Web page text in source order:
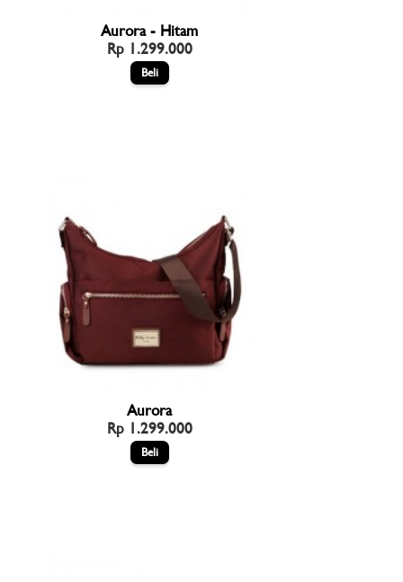
Aurora - Hitam
Rp 1.299.000
Aurora
Rp 1.299.000